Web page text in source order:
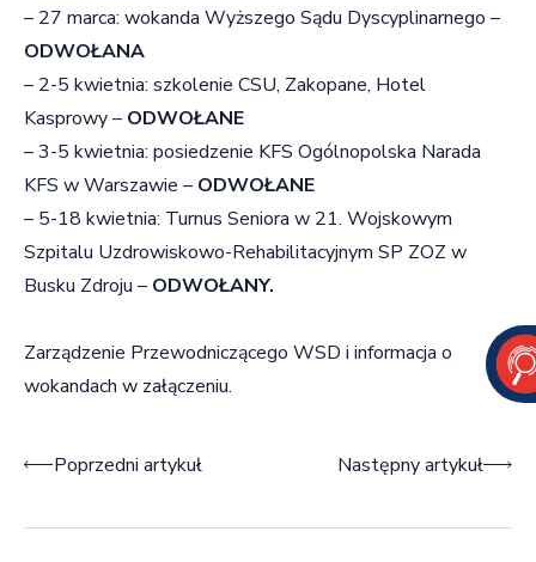
– 27 marca: wokanda Wyższego Sądu Dyscyplinarnego –
ODWOŁANA
– 2-5 kwietnia: szkolenie CSU, Zakopane, Hotel
Kasprowy – ODWOŁANE
– 3-5 kwietnia: posiedzenie KFS Ogólnopolska Narada
KFS w Warszawie – ODWOŁANE
– 5-18 kwietnia: Turnus Seniora w 21. Wojskowym
Szpitalu Uzdrowiskowo-Rehabilitacyjnym SP ZOZ w
Busku Zdroju – ODWOŁANY.
Zarządzenie Przewodniczącego WSD i informacja o
wokandach w załączeniu.
Nawigacja wpisu
Poprzedni artykuł Następny artykuł